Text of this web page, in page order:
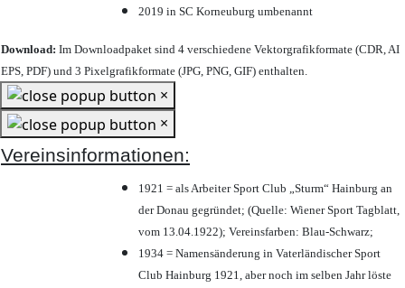
2019 in SC Korneuburg umbenannt
Download: Im Downloadpaket sind 4 verschiedene Vektorgrafikformate (CDR, AI
EPS, PDF) und 3 Pixelgrafikformate (JPG, PNG, GIF) enthalten.
×
×
Vereinsinformationen:
1921 = als Arbeiter Sport Club „Sturm“ Hainburg an
der Donau gegründet; (Quelle: Wiener Sport Tagblatt,
vom 13.04.1922); Vereinsfarben: Blau-Schwarz;
1934 = Namensänderung in Vaterländischer Sport
Club Hainburg 1921, aber noch im selben Jahr löste